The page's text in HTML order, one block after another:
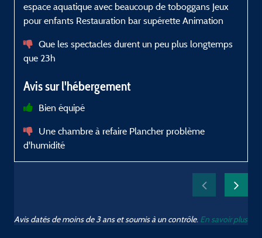
espace aquatique avec beaucoup de toboggans Jeux
pour enfants Restauration bar supérette Animation
Que les spectacles durent un peu plus longtemps
que 23h
Avis sur l'hébergement
Bien équipé
Une chambre à refaire Plancher problème
d'humidité
Avis datés de moins de 3 ans et soumis à un contrôle. En savoir plus